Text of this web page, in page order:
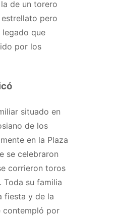
de un torero
pero
que
por los
situado en
de los
en la Plaza
se celebraron
corrieron toros
Toda su familia
fiesta y de la
contempló por